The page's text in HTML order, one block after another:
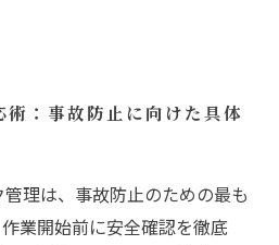
術：事故防止に向けた具体
理は、事故防止のための最も
業開始前に安全確認を徹底